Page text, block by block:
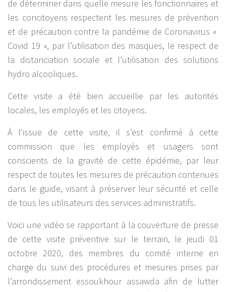
de déterminer dans quelle mesure les fonctionnaires et
les concitoyens respectent les mesures de prévention
et de précaution contre la pandémie de Coronavirus «
Covid 19 », par l’utilisation des masques, le respect de
la distanciation sociale et l’utilisation des solutions
hydro alcooliques.
Cette visite a été bien accueillie par les autorités
locales, les employés et les citoyens.
À l'issue de cette visite, il s’est confirmé à cette
commission que les employés et usagers sont
conscients de la gravité de cette épidémie, par leur
respect de toutes les mesures de précaution contenues
dans le guide, visant à préserver leur sécurité et celle
de tous les utilisateurs des services administratifs.
Voici une vidéo se rapportant à la couverture de presse
de cette visite préventive sur le terrain, le jeudi 01
octobre 2020, des membres du comité interne en
charge du suivi des procédures et mesures prises par
l’arrondissement essoukhour assawda afin de lutter